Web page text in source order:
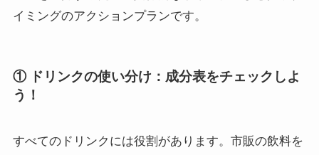
イミングのアクションプランです。
① ドリンクの使い分け：成分表をチェックしよ
う！
すべてのドリンクには役割があります。市販の飲料を